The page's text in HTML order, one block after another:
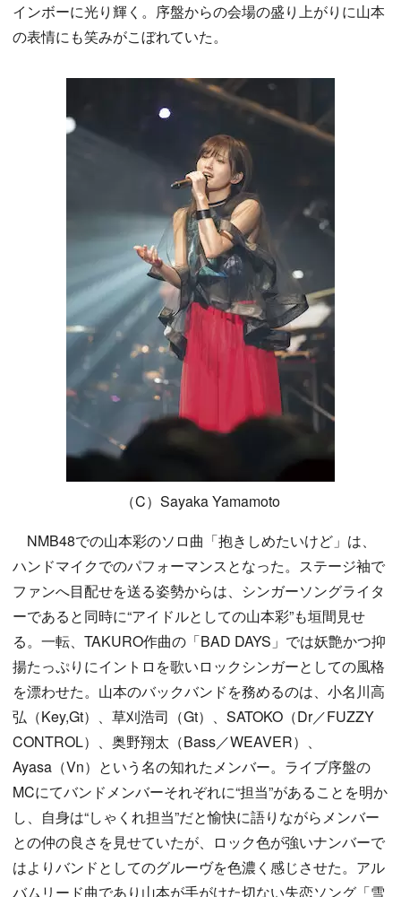
インボーに光り輝く。序盤からの会場の盛り上がりに山本
の表情にも笑みがこぼれていた。
（C）Sayaka Yamamoto
NMB48での山本彩のソロ曲「抱きしめたいけど」は、
ハンドマイクでのパフォーマンスとなった。ステージ袖で
ファンへ目配せを送る姿勢からは、シンガーソングライタ
ーであると同時に“アイドルとしての山本彩”も垣間見せ
る。一転、TAKURO作曲の「BAD DAYS」では妖艶かつ抑
揚たっぷりにイントロを歌いロックシンガーとしての風格
を漂わせた。山本のバックバンドを務めるのは、小名川高
弘（Key,Gt）、草刈浩司（Gt）、SATOKO（Dr／FUZZY
CONTROL）、奥野翔太（Bass／WEAVER）、
Ayasa（Vn）という名の知れたメンバー。ライブ序盤の
MCにてバンドメンバーそれぞれに“担当”があることを明か
し、自身は“しゃくれ担当”だと愉快に語りながらメンバー
との仲の良さを見せていたが、ロック色が強いナンバーで
はよりバンドとしてのグルーヴを色濃く感じさせた。アル
バムリード曲であり山本が手がけた切ない失恋ソング「雪